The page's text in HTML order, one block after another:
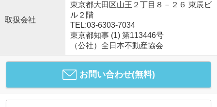
取扱会社
東京都大田区山王２丁目８－２６ 東辰ビ
ル２階
TEL:03-6303-7034
東京都知事 (1) 第113446号
（公社）全日本不動産協会
お問い合わせ(無料)